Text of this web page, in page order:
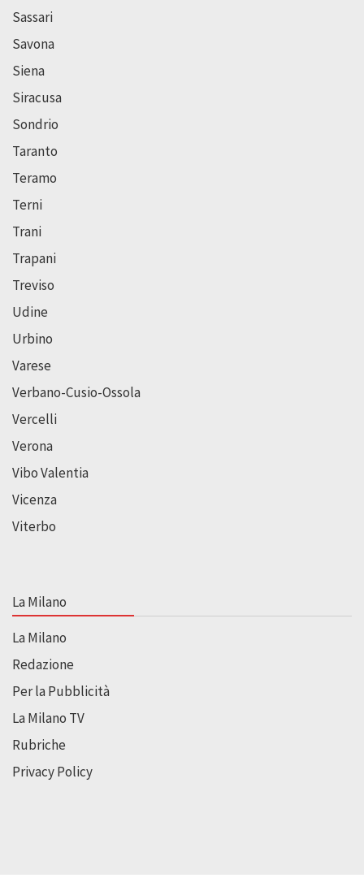
Sassari
Savona
Siena
Siracusa
Sondrio
Taranto
Teramo
Terni
Trani
Trapani
Treviso
Udine
Urbino
Varese
Verbano-Cusio-Ossola
Vercelli
Verona
Vibo Valentia
Vicenza
Viterbo
La Milano
La Milano
Redazione
Per la Pubblicità
La Milano TV
Rubriche
Privacy Policy